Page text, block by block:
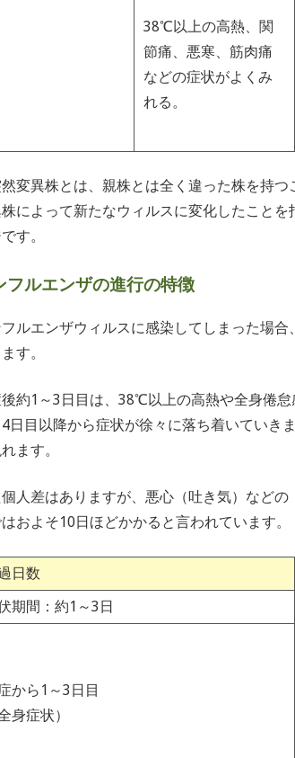
38℃以上の高熱、関
節痛、悪寒、筋肉痛
などの症状がよくみ
れる。
変異株とは、親株とは全く違った株を持
によって新たなウィルスに変化したこと
す。
フルエンザの進行の特徴
ルエンザウィルスに感染してしまった場
す。
約1～3日目は、38℃以上の高熱や全身倦
日目以降から症状が徐々に落ち着いていき
ます。
個人差はありますが、悪心（吐き気）など
はおよそ10日ほどかかると言われています。
日数
期間：約1～3日
から1～3日目
全身症状）